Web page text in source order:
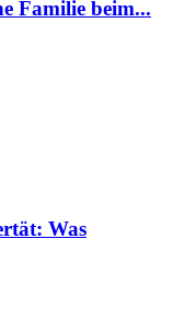
Familie beim...
Was